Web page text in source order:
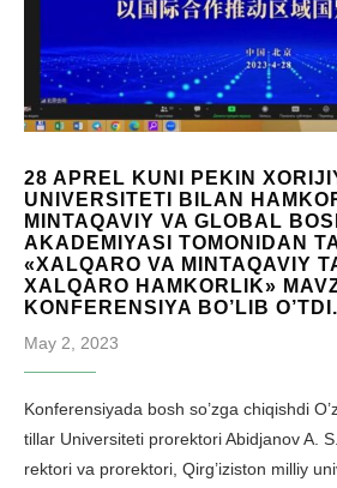
28 APREL KUNI PEKIN
UNIVERSITETI BILAN
MINTAQAVIY VA GLOBAL
AKADEMIYASI TOMONIDAN
«XALQARO VA MINTAQAVIY
XALQARO HAMKORLIK»
KONFERENSIYA BO’LIB O’TDI.
May 2, 2023
Konferensiyada bosh so’zga chiqishdi
tillar Universiteti prorektori Abidjanov A.
rektori va prorektori, Qirg’iziston milliy